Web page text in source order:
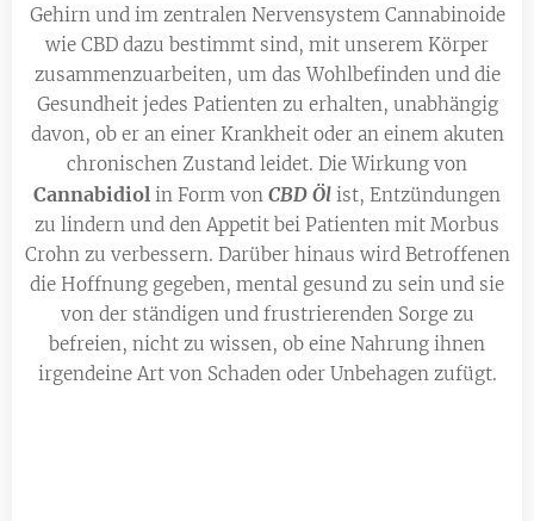
Gehirn und im zentralen Nervensystem Cannabinoide
wie CBD dazu bestimmt sind, mit unserem Körper
zusammenzuarbeiten, um das Wohlbefinden und die
Gesundheit jedes Patienten zu erhalten, unabhängig
davon, ob er an einer Krankheit oder an einem akuten
chronischen Zustand leidet. Die Wirkung von
Cannabidiol in Form von CBD Öl ist, Entzündungen
zu lindern und den Appetit bei Patienten mit Morbus
Crohn zu verbessern. Darüber hinaus wird Betroffenen
die Hoffnung gegeben, mental gesund zu sein und sie
von der ständigen und frustrierenden Sorge zu
befreien, nicht zu wissen, ob eine Nahrung ihnen
irgendeine Art von Schaden oder Unbehagen zufügt.